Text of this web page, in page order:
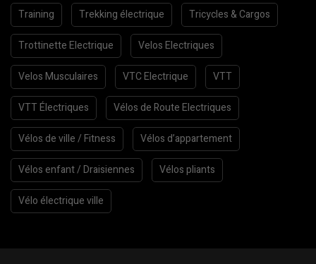
Training Trekking électrique Tricycles & Cargos
Trottinette Electrique Velos Electriques
Velos Musculaires VTC Electrique VTT
VTT Électriques Vélos de Route Electriques
Vélos de ville / Fitness Vélos d’appartement
Vélos enfant / Draisiennes Vélos pliants
Vélo électrique ville